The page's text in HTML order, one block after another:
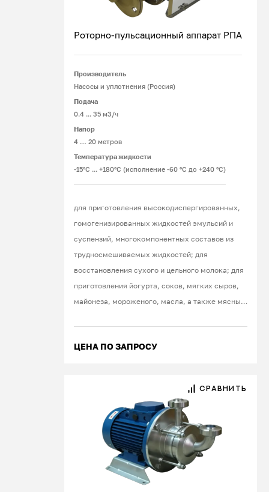
Роторно-пульсационный аппарат РПА
Производитель
Насосы и уплотнения (Россия)
Подача
0.4 ... 35 м3/ч
Напор
4 … 20 метров
Температура жидкости
-15°С ... +180°С (исполнение -60 °С до +240 °С)
для приготовления высокодиспергированных,
гомогенизированных жидкостей эмульсий и
суспензий, многокомпонентных составов из
трудносмешиваемых жидкостей; для
восстановления сухого и цельного молока; для
приготовления йогурта, соков, мягких сыров,
майонеза, мороженого, масла, а также мясных,
ЦЕНА ПО ЗАПРОСУ
СРАВНИТЬ